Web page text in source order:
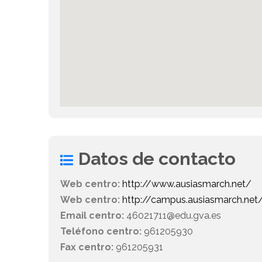
Datos de contacto
Web centro: http://www.ausiasmarch.net/
Web centro: http://
Email centro: 46021711@edu.gva.es
Teléfono centro: 961205930
Fax centro: 961205931